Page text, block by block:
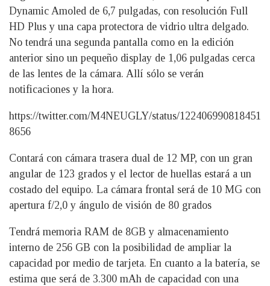
Dynamic Amoled de 6,7 pulgadas, con resolución Full
HD Plus y una capa protectora de vidrio ultra delgado.
No tendrá una segunda pantalla como en la edición
anterior sino un pequeño display de 1,06 pulgadas cerca
de las lentes de la cámara. Allí sólo se verán
notificaciones y la hora.
https://twitter.com/M4NEUGLY/status/122406990818451
8656
Contará con cámara trasera dual de 12 MP, con un gran
angular de 123 grados y el lector de huellas estará a un
costado del equipo. La cámara frontal será de 10 MG con
apertura f/2,0 y ángulo de visión de 80 grados
Tendrá memoria RAM de 8GB y almacenamiento
interno de 256 GB con la posibilidad de ampliar la
capacidad por medio de tarjeta. En cuanto a la batería, se
estima que será de 3.300 mAh de capacidad con una